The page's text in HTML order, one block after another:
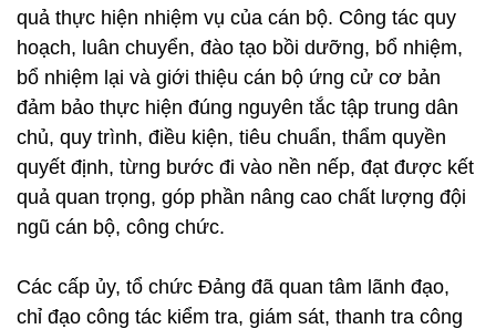
quả thực hiện nhiệm vụ của cán bộ. Công tác quy
hoạch, luân chuyển, đào tạo bồi dưỡng, bổ nhiệm,
bổ nhiệm lại và giới thiệu cán bộ ứng cử cơ bản
đảm bảo thực hiện đúng nguyên tắc tập trung dân
chủ, quy trình, điều kiện, tiêu chuẩn, thẩm quyền
quyết định, từng bước đi vào nền nếp, đạt được kết
quả quan trọng, góp phần nâng cao chất lượng đội
ngũ cán bộ, công chức.
Các cấp ủy, tổ chức Đảng đã quan tâm lãnh đạo,
chỉ đạo công tác kiểm tra, giám sát, thanh tra công